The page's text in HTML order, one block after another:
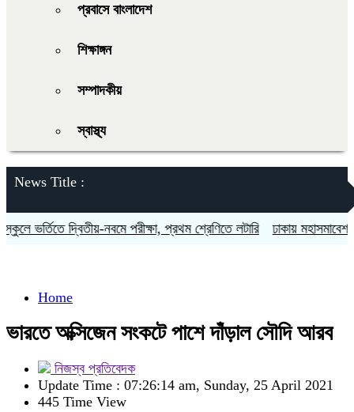
প্রবাসে বাংলাদেশ
শিক্ষাঙ্গন
সম্পাদকীয়
স্বাস্থ্য
News Title :
ভর্তিতে দ্বিতীয়-নবমে পরীক্ষা, প্রথম শ্রেণিতে লটারি ঢাকায় মহাসমাবেশসহ
Home
ভারতে অক্সিজেন সংকটে পাশে দাঁড়াল সৌদি আরব
নিজস্ব প্রতিবেদক
Update Time : 07:26:14 am, Sunday, 25 April 2021
445 Time View